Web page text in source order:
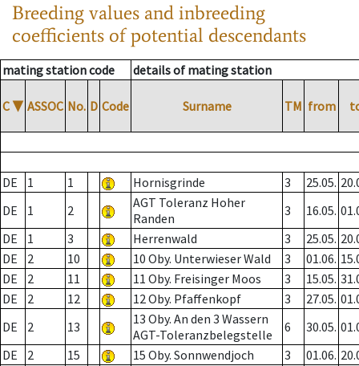
Breeding values and inbreeding
coefficients of potential descendants
mating station code details of mating station
C ▼ ASSOC No. D Code Surname TM from
DE 1 1 Hornisgrinde 3 25.05.
DE
1 2
AGT Toleranz Hoher
Randen
3 16.05.
DE
1 3 Herrenwald 3 25.05.
DE
2 10 10 Oby. Unterwieser Wald 3 01.06.
DE
2 11 11 Oby. Freisinger Moos 3 15.05.
DE
2 12 12 Oby. Pfaffenkopf 3 27.05.
DE
2 13
13 Oby. An den 3 Wassern
AGT-Toleranzbelegstelle
6 30.05.
DE
2 15 15 Oby. Sonnwendjoch 3 01.06.